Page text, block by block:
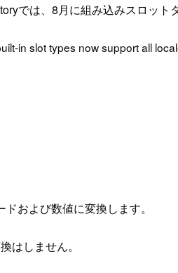
では、8月に組み込みスロット
in slot types now support all
および数値に変換します。
はしません。